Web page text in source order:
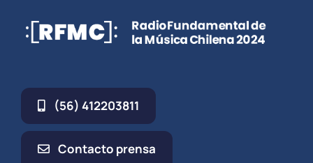
(56) 412203811
Contacto prensa